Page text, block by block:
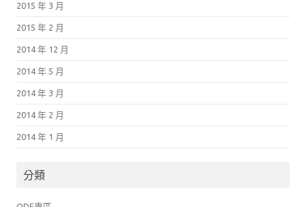
2015 年 3 月
2015 年 2 月
2014 年 12 月
2014 年 5 月
2014 年 3 月
2014 年 2 月
2014 年 1 月
分類